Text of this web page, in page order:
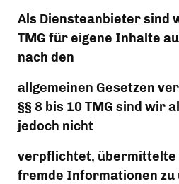
Als Diensteanbieter sind
TMG für eigene Inhalte
nach den
allgemeinen Gesetzen
§§ 8 bis 10 TMG sind wir
jedoch nicht
verpflichtet, übermittelte
fremde Informationen zu